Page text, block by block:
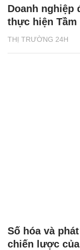
THỊ TRƯỜNG 24H
Doanh nghiệp
thực hiện Tầm
Số hóa và
chiến lược